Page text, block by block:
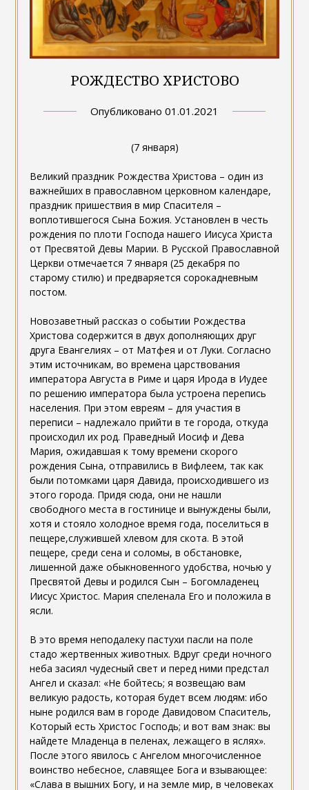
РОЖДЕСТВО ХРИСТОВО
Опубликовано 01.01.2021
(7 января)
Великий праздник Рождества Христова – один из
важнейших в православном церковном календаре,
праздник пришествия в мир Спасителя –
воплотившегося Сына Божия. Установлен в честь
рождения по плоти Господа нашего Иисуса Христа
от Пресвятой Девы Марии. В Русской Православной
Церкви отмечается 7 января (25 декабря по
старому стилю) и предваряется сорокадневным
постом.
Новозаветный рассказ о событии Рождества
Христова содержится в двух дополняющих друг
друга Евангелиях – от Матфея и от Луки. Согласно
этим источникам, во времена царствования
императора Августа в Риме и царя Ирода в Иудее
по решению императора была устроена перепись
населения. При этом евреям – для участия в
переписи – надлежало прийти в те города, откуда
происходил их род. Праведный Иосиф и Дева
Мария, ожидавшая к тому времени скорого
рождения Сына, отправились в Вифлеем, так как
были потомками царя Давида, происходившего из
этого города. Придя сюда, они не нашли
свободного места в гостинице и вынуждены были,
хотя и стояло холодное время года, поселиться в
пещере,служившей хлевом для скота. В этой
пещере, среди сена и соломы, в обстановке,
лишенной даже обыкновенного удобства, ночью у
Пресвятой Девы и родился Сын – Богомладенец
Иисус Христос. Мария спеленала Его и положила в
ясли.
В это время неподалеку пастухи пасли на поле
стадо жертвенных животных. Вдруг среди ночного
неба засиял чудесный свет и перед ними предстал
Ангел и сказал: «Не бойтесь; я возвещаю вам
великую радость, которая будет всем людям: ибо
ныне родился вам в городе Давидовом Спаситель,
Который есть Христос Господь; и вот вам знак: вы
найдете Младенца в пеленах, лежащего в яслях».
После этого явилось с Ангелом многочисленное
воинство небесное, славящее Бога и взывающее:
«Слава в вышних Богу, и на земле мир, в человеках